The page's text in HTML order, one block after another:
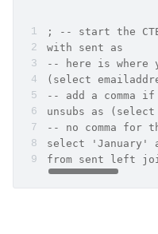
; -- start the
with sent as
-- here is where
(select
-- add a comma
unsubs as
-- no comma for
select 'January'
from sent left